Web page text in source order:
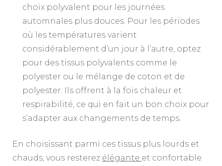
choix polyvalent pour les journées
automnales plus douces. Pour les périodes
où les températures varient
considérablement d’un jour à l’autre, optez
pour des tissus polyvalents comme le
polyester ou le mélange de coton et de
polyester. Ils offrent à la fois chaleur et
respirabilité, ce qui en fait un bon choix pour
s’adapter aux changements de temps.
En choisissant parmi ces tissus plus lourds et
chauds, vous resterez élégante et confortable